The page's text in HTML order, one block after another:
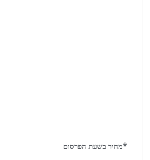
*מחיר בשעת הפרסום